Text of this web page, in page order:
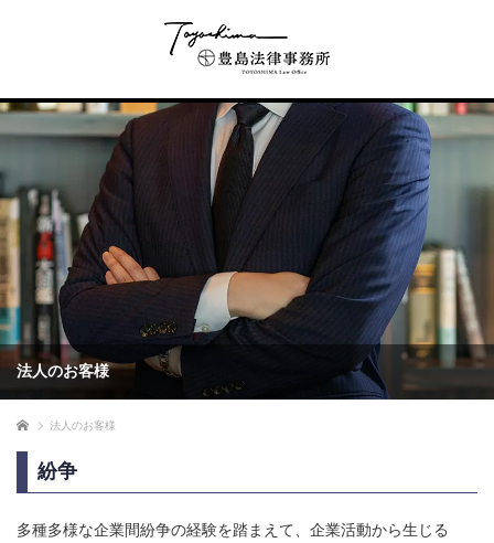
法人のお客様
Home 法人のお客様
紛争
多種多様な企業間紛争の経験を踏まえて、企業活動から生じる